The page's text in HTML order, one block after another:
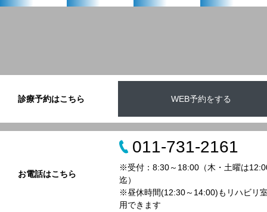
診療予約はこちら WEB予約をする
お電話はこちら
011-731-2161
※受付：8:30～18:00（木・土曜は
迄）
※昼休時間(12:30～14:00)もリハビリ
用できます